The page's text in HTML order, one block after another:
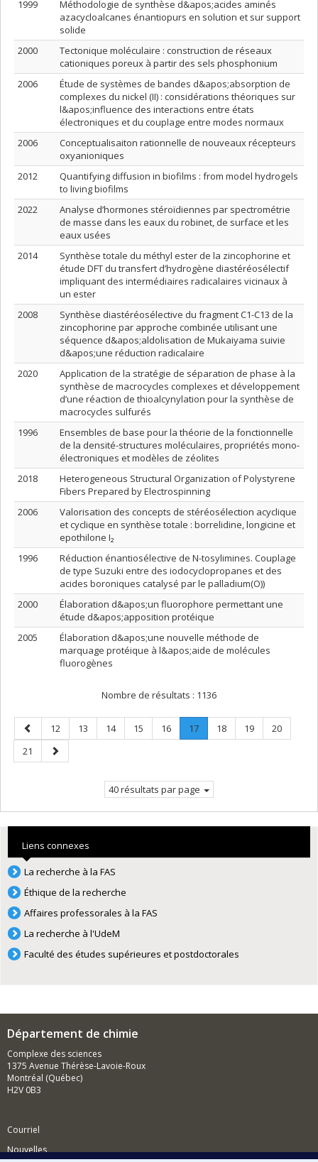
1999
Méthodologie de synthèse d&apos;acides aminés
azacycloalcanes énantiopurs en solution et sur support
solide
2000
Tectonique moléculaire : construction de réseaux
cationiques poreux à partir des sels phosphonium
2006
Étude de systèmes de bandes d&apos;absorption de
complexes du nickel (II) : considérations théoriques sur
l&apos;influence des interactions entre états
électroniques et du couplage entre modes normaux
2006
Conceptualisaiton rationnelle de nouveaux récepteurs
oxyanioniques
2012
Quantifying diffusion in biofilms : from model hydrogels
to living biofilms
2022
Analyse d’hormones stéroïdiennes par spectrométrie
de masse dans les eaux du robinet, de surface et les
eaux usées
2014
Synthèse totale du méthyl ester de la zincophorine et
étude DFT du transfert d’hydrogène diastéréosélectif
impliquant des intermédiaires radicalaires vicinaux à
un ester
2008
Synthèse diastéréosélective du fragment C1-C13 de la
zincophorine par approche combinée utilisant une
séquence d&apos;aldolisation de Mukaiyama suivie
d&apos;une réduction radicalaire
2020
Application de la stratégie de séparation de phase à la
synthèse de macrocycles complexes et développement
d’une réaction de thioalcynylation pour la synthèse de
macrocycles sulfurés
1996
Ensembles de base pour la théorie de la fonctionnelle
de la densité-structures moléculaires, propriétés mono-
électroniques et modèles de zéolites
2018
Heterogeneous Structural Organization of Polystyrene
Fibers Prepared by Electrospinning
2006
Valorisation des concepts de stéréosélection acyclique
et cyclique en synthèse totale : borrelidine, longicine et
epothilone I₂
1996
Réduction énantiosélective de N-tosylimines. Couplage
de type Suzuki entre des iodocyclopropanes et des
acides boroniques catalysé par le palladium(O))
2000
Élaboration d&apos;un fluorophore permettant une
étude d&apos;apposition protéique
2005
Élaboration d&apos;une nouvelle méthode de
marquage protéique à l&apos;aide de molécules
fluorogènes
Nombre de résultats : 1136
Page
précédente
Page
12 Page
13 Page
14 Page
15 Page
16 Page
17.
Page
Page
18 Page
19 Page
20
Page
21
Page
suivante
40 résultats par page
Liens connexes
La recherche à la FAS
Éthique de la recherche
Affaires professorales à la FAS
La recherche à l'UdeM
Faculté des études supérieures et postdoctorales
Département de chimie
Complexe des sciences
1375 Avenue Thérèse-Lavoie-Roux
Montréal (Québec)
H2V 0B3
Courriel
Nouvelles